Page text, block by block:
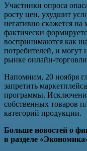
Участники опроса
росту цен, ухудшит
негативно скажется
фактически
воспринимаются как
потребителей, и могут
рынке онлайн-
Напомним, 20 ноября
запретить
программы.
собственных товаров
категорий продукции.
Больше новостей о
в разделе